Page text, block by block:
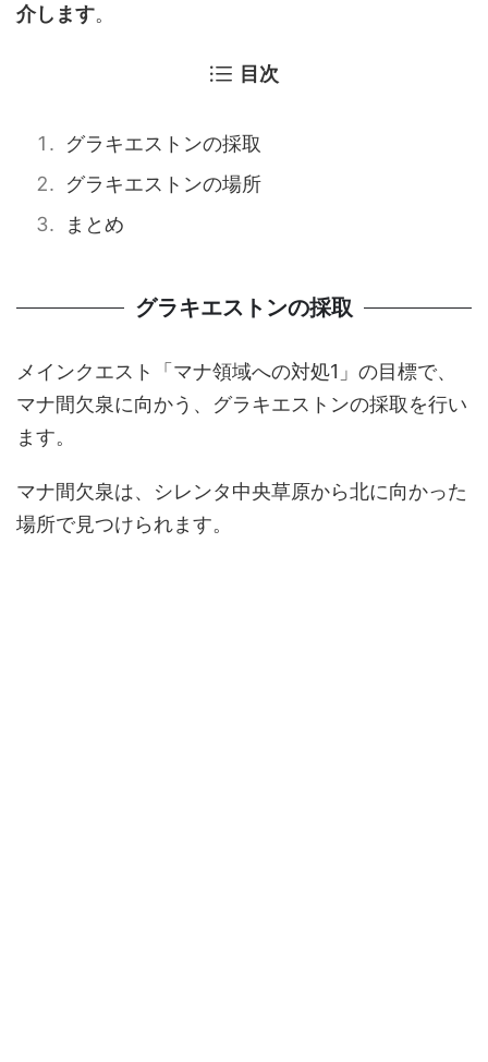
介します。
目次
グラキエストンの採取
グラキエストンの場所
まとめ
グラキエストンの採取
メインクエスト「マナ領域への対処1」の目標で、
マナ間欠泉に向かう、グラキエストンの採取を行い
ます。
マナ間欠泉は、シレンタ中央草原から北に向かった
場所で見つけられます。